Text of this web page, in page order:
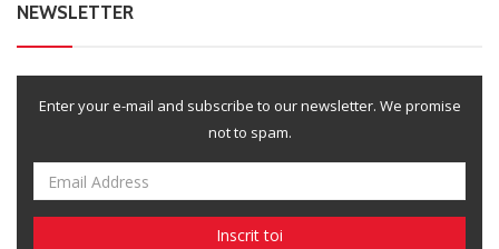
NEWSLETTER
Enter your e-mail and subscribe to our newsletter. We promise
not to spam.